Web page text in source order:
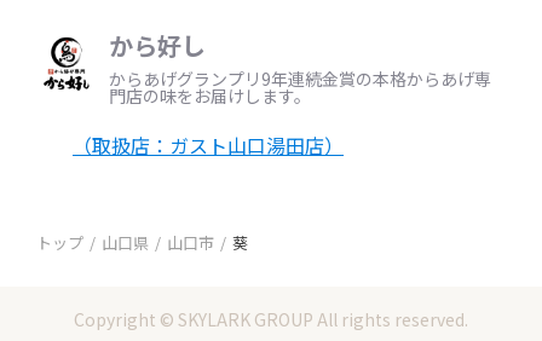
から好し
からあげグランプリ9年連続金賞の本格からあげ専
門店の味をお届けします。
（取扱店：ガスト山口湯田店）
トップ 山口県 山口市 葵
Copyright © SKYLARK GROUP All rights reserved.